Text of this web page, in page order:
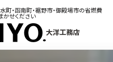
町・函南町・裾野市・御殿場市の省燃費
かせください
大洋工務店